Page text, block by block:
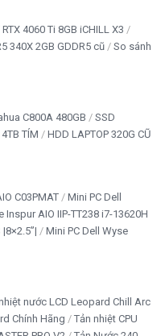
RTX 4060 Ti 8GB iCHILL X3
340X 2GB GDDR5 cũ
So sánh
C800A 480GB
SSD
TÍM
HDD LAPTOP 320G CŨ
C03PMAT
Mini PC Dell
Inspur AIO IIP-TT238 i7-13620H
Mini PC Dell Wyse
nước LCD Leopard Chill Arc
Chính Hãng
Tản nhiệt CPU